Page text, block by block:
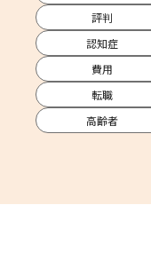
評判
認知症
費用
転職
高齢者